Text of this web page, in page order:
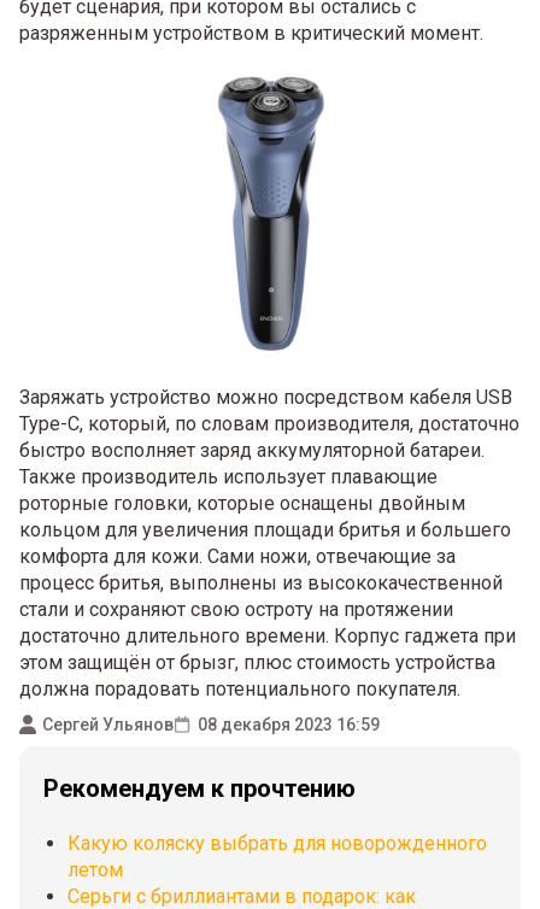
будет сценария, при котором вы остались с
разряженным устройством в критический момент.
Заряжать устройство можно посредством кабеля USB
Type-C, который, по словам производителя, достаточно
быстро восполняет заряд аккумуляторной батареи.
Также производитель использует плавающие
роторные головки, которые оснащены двойным
кольцом для увеличения площади бритья и большего
комфорта для кожи. Сами ножи, отвечающие за
процесс бритья, выполнены из высококачественной
стали и сохраняют свою остроту на протяжении
достаточно длительного времени. Корпус гаджета при
этом защищён от брызг, плюс стоимость устройства
должна порадовать потенциального покупателя.
Сергей Ульянов 08 декабря 2023 16:59
Рекомендуем к прочтению
Какую коляску выбрать для новорожденного
летом
Серьги с бриллиантами в подарок: как